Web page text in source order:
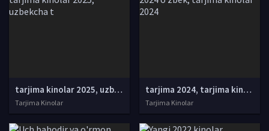
tarjima kinolar 2025, uzbek tarjima kinolar 2025, tarjima kinolar uzbek tilida 2025, tarjima kinolar o zbek 2025, tarjima kinolar o zbek tilida 2025, yangi tarjima kinolar 2025, uzmovi tarjima kinolar 2025, uzmovi com tarjima kinolar 2025, uzbekcha t
Tarjima Kinolar
tarjima 2024, tarjima kinolar 2024, uzbek tarjima 2024, tarjima kinolar tilida tilida 2024, uzbek tilida tarjima 2024, kino tarjima 2024, uzbek tarjima kinolar 2024, tarjima kinolar 2024 uzbek tilida, tarjima kinolar 2024 o zbek, tarjima kinolar 2024
Tarjima Kinolar